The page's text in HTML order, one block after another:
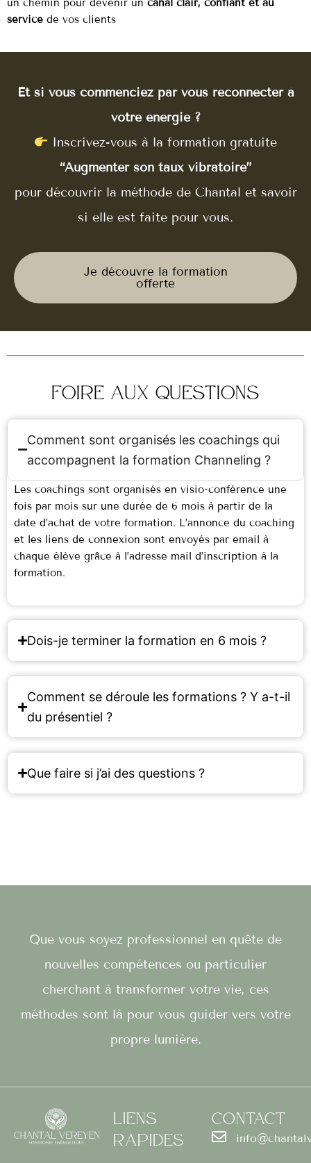
un chemin pour devenir un canal clair, confiant et au
service de vos clients
Et si vous commenciez par vous reconnecter à
votre énergie ?
Inscrivez-vous à la formation gratuite
“Augmenter son taux vibratoire”
pour découvrir la méthode de Chantal et savoir
si elle est faite pour vous.
Je découvre la formation
offerte
Foire aux questions
Comment sont organisés les coachings qui
accompagnent la formation Channeling ?
Les coachings sont organisés en visio-conférence une
fois par mois sur une durée de 6 mois à partir de la
date d’achat de votre formation. L’annonce du coaching
et les liens de connexion sont envoyés par email à
chaque élève grâce à l’adresse mail d’inscription à la
formation.
Dois-je terminer la formation en 6 mois ?
Comment se déroule les formations ? Y a-t-il
du présentiel ?
Que faire si j’ai des questions ?
Que vous soyez professionnel en quête de
nouvelles compétences ou particulier
cherchant à transformer votre vie, ces
méthodes sont là pour vous guider vers votre
propre lumière.
Liens
Rapides
Contact